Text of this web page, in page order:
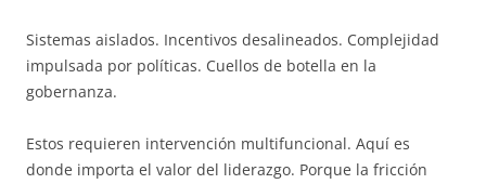
Sistemas aislados. Incentivos desalineados. Complejidad
impulsada por políticas. Cuellos de botella en la
gobernanza.
Estos requieren intervención multifuncional. Aquí es
donde importa el valor del liderazgo. Porque la fricción